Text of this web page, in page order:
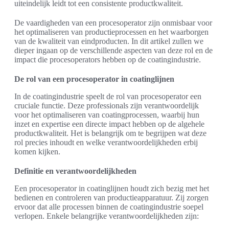
uiteindelijk leidt tot een consistente productkwaliteit.
De vaardigheden van een procesoperator zijn onmisbaar voor
het optimaliseren van productieprocessen en het waarborgen
van de kwaliteit van eindproducten. In dit artikel zullen we
dieper ingaan op de verschillende aspecten van deze rol en de
impact die procesoperators hebben op de coatingindustrie.
De rol van een procesoperator in coatinglijnen
In de coatingindustrie speelt de rol van procesoperator een
cruciale functie. Deze professionals zijn verantwoordelijk
voor het optimaliseren van coatingprocessen, waarbij hun
inzet en expertise een directe impact hebben op de algehele
productkwaliteit. Het is belangrijk om te begrijpen wat deze
rol precies inhoudt en welke verantwoordelijkheden erbij
komen kijken.
Definitie en verantwoordelijkheden
Een procesoperator in coatinglijnen houdt zich bezig met het
bedienen en controleren van productieapparatuur. Zij zorgen
ervoor dat alle processen binnen de coatingindustrie soepel
verlopen. Enkele belangrijke verantwoordelijkheden zijn: